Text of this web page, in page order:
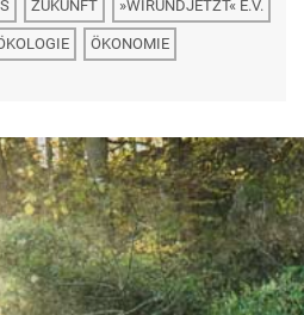
ZUKUNFT »WIRUNDJETZT« E.V.
ÖKONOMIE